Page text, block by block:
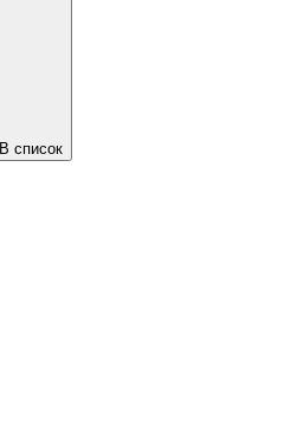
В список